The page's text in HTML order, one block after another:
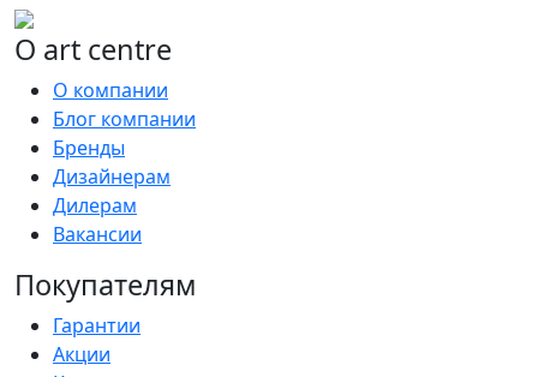
О art centre
О компании
Блог компании
Бренды
Дизайнерам
Дилерам
Вакансии
Покупателям
Гарантии
Акции